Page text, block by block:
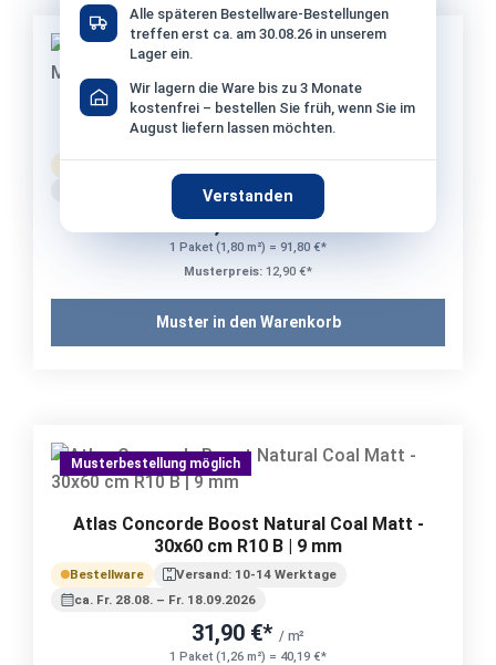
Alle späteren Bestellware-Bestellungen
treffen erst ca. am 30.08.26 in unserem
Lager ein.
Wir lagern die Ware bis zu 3 Monate
kostenfrei – bestellen Sie früh, wenn Sie im
August liefern lassen möchten.
Verstanden
Musterbestellung möglich
Atlas Concorde Boost Natural 3D Wave Ash
Matt - 50x120 cm | 8.5 mm
Bestellware
Versand: 10-14 Werktage
ca. Fr. 28.08. – Fr. 18.09.2026
51,00 €*
1 Paket (1,80 m²) = 91,80 €*
Musterpreis: 12,90 €*
Muster in den Warenkorb
Musterbestellung möglich
Atlas Concorde Boost Natural Coal Matt -
30x60 cm R10 B | 9 mm
Bestellware
Versand: 10-14 Werktage
ca. Fr. 28.08. – Fr. 18.09.2026
31,90 €* / m²
1 Paket (1,26 m²) = 40,19 €*